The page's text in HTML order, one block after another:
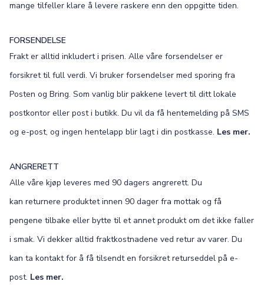
mange tilfeller klare å levere raskere enn den oppgitte tiden.
FORSENDELSE
Frakt er alltid inkludert i prisen. Alle våre forsendelser er
forsikret til full verdi. Vi bruker forsendelser med sporing fra
Posten og Bring. Som vanlig blir pakkene levert til ditt lokale
postkontor eller post i butikk. Du vil da få hentemelding på SMS
og e-post, og ingen hentelapp blir lagt i din postkasse. Les mer.
ANGRERETT
Alle våre kjøp leveres med 90 dagers angrerett. Du
kan returnere produktet innen 90 dager fra mottak og få
pengene tilbake eller bytte til et annet produkt om det ikke faller
i smak. Vi dekker alltid fraktkostnadene ved retur av varer. Du
kan ta kontakt for å få tilsendt en forsikret returseddel på e-
post. Les mer.